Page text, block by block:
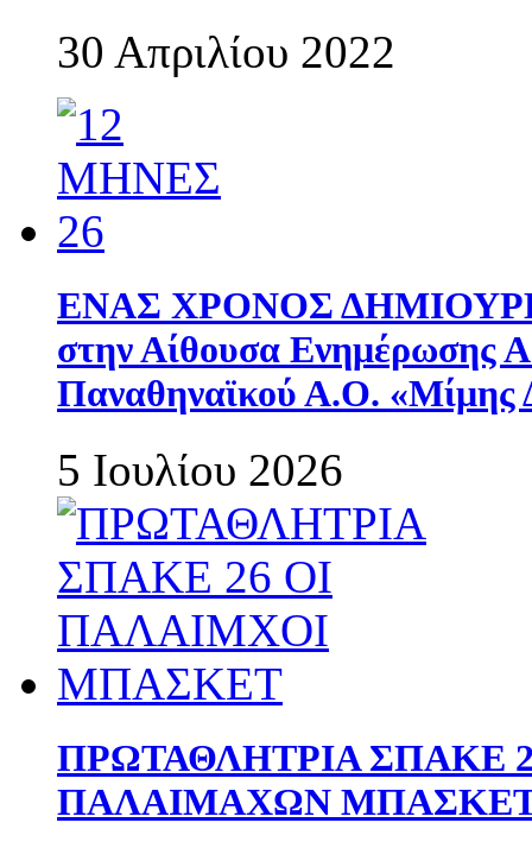
30 Απριλίου 2022
ΕΝΑΣ ΧΡΟΝΟΣ
στην Αίθουσα Ενημέρωσης
Παναθηναϊκού Α.Ο. «Μίμης
5 Ιουλίου 2026
ΠΡΩΤΑΘΛΗΤΡΙΑ ΣΠΑΚΕ
ΠΑΛΑΙΜΑΧΩΝ